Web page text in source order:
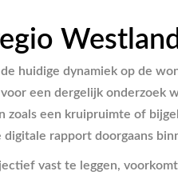
Westland
huidige dynamiek op de
een dergelijk onderzoek
een kruipruimte of
rapport doorgaans
vast te leggen,